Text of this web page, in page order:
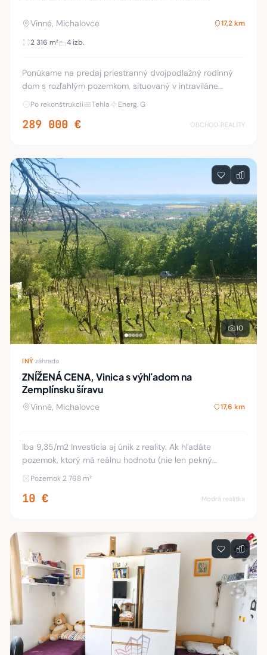
Vinné, Michalovce 17,2 km
2 316 m² 4 izb.
Ponúkame na predaj priestranný dvojpodlažný rodinný
dom s rozľahlým pozemkom, situovaný v intraviláne
vyhľadávanej obce Vinné. Dom je čiastočne podpivničený
a jeho interiér prešiel kompletnou rekon
Po rekonštrukcii Tehla Energ. G
289 000 € OBCHOD REALITY
10
INÝ záhrada
ZNÍŽENÁ CENA, Vinica s výhľadom na
Zemplínsku šíravu
Vinné, Michalovce 17,6 km
Iba 9,35/m2 Investícia aj únik z reality. Ak hľadáte
pozemok, ktorý má reálnu hodnotu (nie len pekný
Pozemok 2 768 m²
10 € Modrá realitka